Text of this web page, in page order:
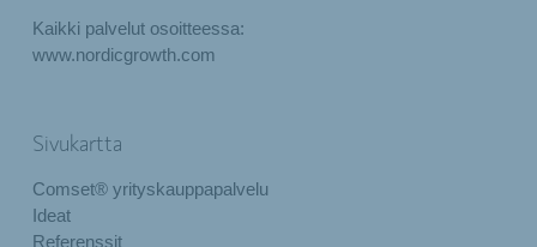
Kaikki palvelut osoitteessa:
www.nordicgrowth.com
Sivukartta
Comset® yrityskauppapalvelu
Ideat
Referenssit